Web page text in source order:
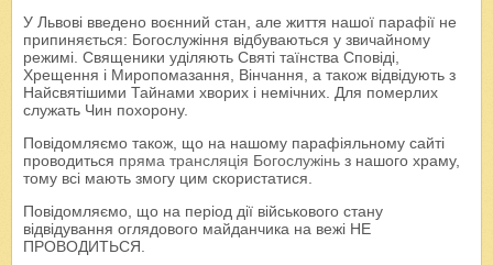
У Львові введено воєнний стан, але життя нашої парафії не
припиняється: Богослужіння відбуваються у звичайному
режимі. Священики уділяють Святі таїнства Сповіді,
Хрещення і Миропомазання, Вінчання, а також відвідують з
Найсвятішими Тайнами хворих і немічних. Для померлих
служать Чин похорону.
Повідомляємо також, що на нашому парафіяльному сайті
проводиться пряма трансляція Богослужінь з нашого храму,
тому всі мають змогу цим скористатися.
Повідомляємо, що на період дії військового стану
відвідування оглядового майданчика на вежі НЕ
ПРОВОДИТЬСЯ.